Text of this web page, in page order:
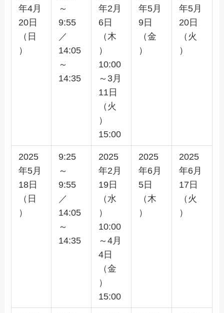
年4月
20日
（日
）
～
9:55
／
14:05
～
14:35
年2月
6日
（木
）
10:00
～3月
11日
（火
）
15:00
年5月
9日
（金
）
年5月
20日
（火
）
2025
年5月
18日
（日
）
9:25
～
9:55
／
14:05
～
14:35
2025
年2月
19日
（水
）
10:00
～4月
4日
（金
）
15:00
2025
年6月
5日
（木
）
2025
年6月
17日
（火
）